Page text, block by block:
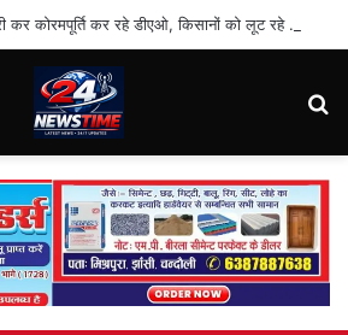
बंद कमरे से विज्ञप्ति जारी कर कोरमपूर्ति कर रहे डीएओ, किसानों को लूट रहे निजी दुकानदार